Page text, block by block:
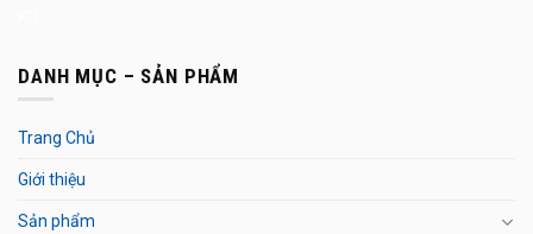
DANH MỤC – SẢN PHẨM
Trang Chủ
Giới thiệu
Sản phẩm